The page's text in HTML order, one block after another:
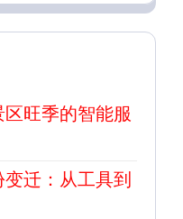
旺季的智能服
迁：从工具到